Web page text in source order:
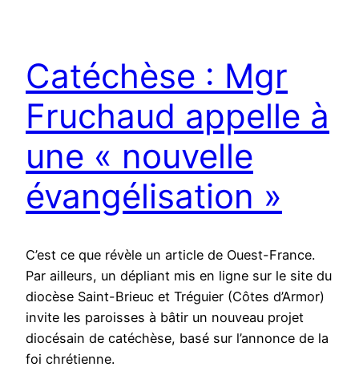
Catéchèse : Mgr
Fruchaud appelle à
une « nouvelle
évangélisation »
C’est ce que révèle un article de Ouest-France.
Par ailleurs, un dépliant mis en ligne sur le site du
diocèse Saint-Brieuc et Tréguier (Côtes d’Armor)
invite les paroisses à bâtir un nouveau projet
diocésain de catéchèse, basé sur l’annonce de la
foi chrétienne.